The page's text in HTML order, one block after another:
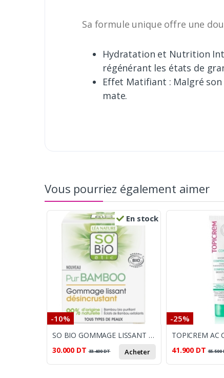
Sa formule unique offre une
Hydratation et Nutrition
régénérant les états de
Effet Matifiant : Malgré
mate.
Vous pourriez également aimer
En stock
-10%
SO BIO GOMMAGE LISSANT DESINCRUTANT 50ML
30.000 DT 33.400DT Acheter
-25%
41.900 DT 55.500